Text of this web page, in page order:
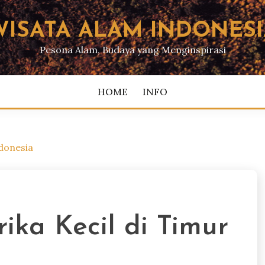
ALAM
Pesona Alam, Budaya yang Menginspirasi
HOME INFO
Kecil di Timur